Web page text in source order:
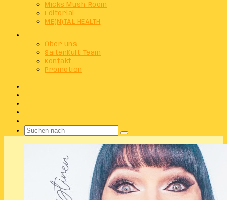
Micks Mush-Room
Editorial
ME(N)TAL HEALTH
Über uns
SaitenKult-Team
Kontakt
Promotion
Suchen
nach